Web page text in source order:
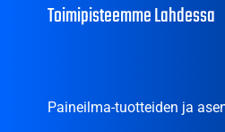
Toimipisteemme Lahdessa
Paineilma-tuotteiden ja